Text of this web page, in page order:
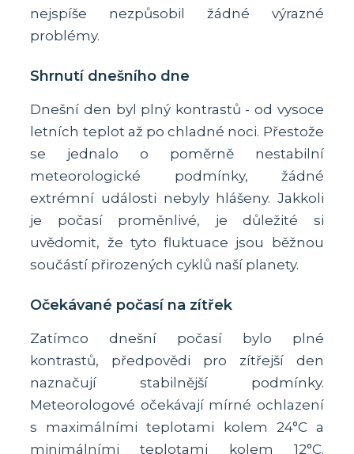
nejspíše nezpůsobil žádné výrazné
problémy.
Shrnutí dnešního dne
Dnešní den byl plný kontrastů - od vysoce
letních teplot až po chladné noci. Přestože
se jednalo o poměrně nestabilní
meteorologické podmínky, žádné
extrémní události nebyly hlášeny. Jakkoli
je počasí proměnlivé, je důležité si
uvědomit, že tyto fluktuace jsou běžnou
součástí přirozených cyklů naší planety.
Očekávané počasí na zítřek
Zatímco dnešní počasí bylo plné
kontrastů, předpovědi pro zítřejší den
naznačují stabilnější podmínky.
Meteorologové očekávají mírné ochlazení
s maximálními teplotami kolem 24°C a
minimálními teplotami kolem 12°C.